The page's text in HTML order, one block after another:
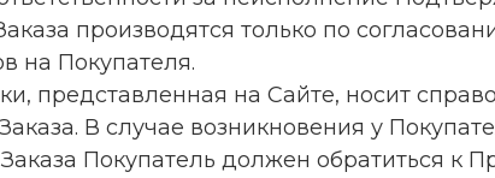
производятся только по
на Покупателя.
представленная на Сайте, носит
В случае возникновения у
Покупатель должен обратиться к